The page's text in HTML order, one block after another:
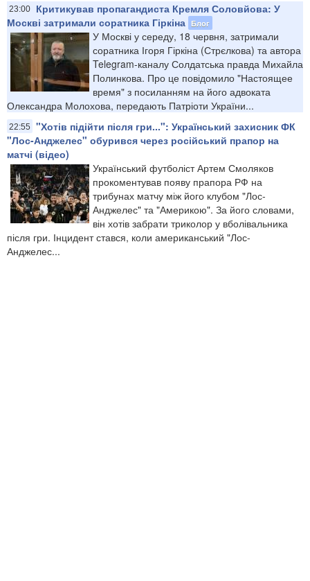
23:00
Критикував пропагандиста Кремля Соловйова: У
Москві затримали соратника Гіркіна Блог
У Москві у середу, 18 червня, затримали
соратника Ігоря Гіркіна (Стрєлкова) та автора
Telegram-каналу Солдатська правда Михайла
Полинкова. Про це повідомило "Настоящее
время" з посиланням на його адвоката
Олександра Молохова, передають Патріоти України...
22:55
"Хотів підійти після гри...": Український захисник ФК
"Лос-Анджелес" обурився через російський прапор на
матчі (відео)
Український футболіст Артем Смоляков
прокоментував появу прапора РФ на
трибунах матчу між його клубом "Лос-
Анджелес" та "Америкою". За його словами,
він хотів забрати триколор у вболівальника
після гри. Інцидент стався, коли американський "Лос-
Анджелес...